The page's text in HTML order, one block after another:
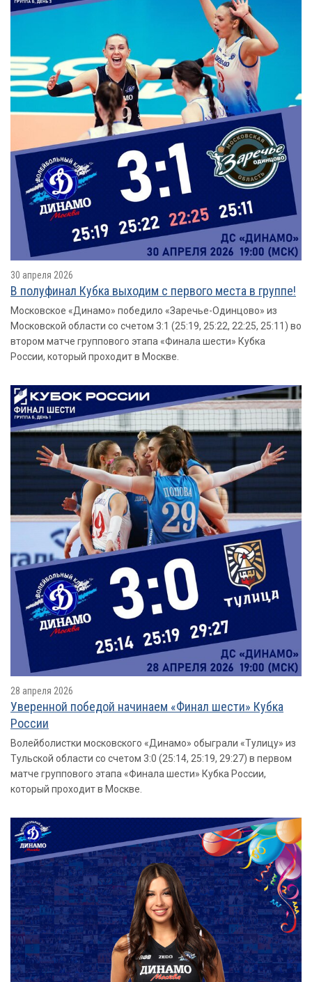
30 апреля 2026
В полуфинал Кубка выходим с первого места в группе!
Московское «Динамо» победило «Заречье-Одинцово» из
Московской области со счетом 3:1 (25:19, 25:22, 22:25, 25:11) во
втором матче группового этапа «Финала шести» Кубка
России, который проходит в Москве.
28 апреля 2026
Уверенной победой начинаем «Финал шести» Кубка
России
Волейболистки московского «Динамо» обыграли «Тулицу» из
Тульской области со счетом 3:0 (25:14, 25:19, 29:27) в первом
матче группового этапа «Финала шести» Кубка России,
который проходит в Москве.